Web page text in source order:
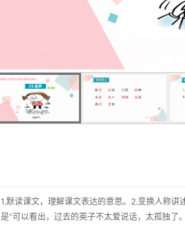
1.默读课文，理解课文表达的意思。2.变换人称
是”可以看出，过去的英子不太爱说话，太孤独了